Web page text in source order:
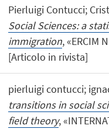
Pierluigi Contucci;
Social Sciences: a
immigration, «ERCIM
[Articolo in rivista]
pierluigi contucci;
transitions in social
field theory,